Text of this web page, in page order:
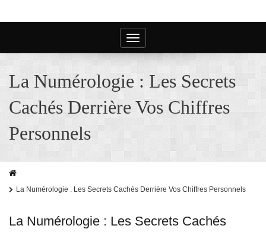
Toggle
navigation
La Numérologie : Les Secrets
Cachés Derrière Vos Chiffres
Personnels
La Numérologie : Les Secrets Cachés Derrière Vos Chiffres Personnels
La Numérologie : Les Secrets Cachés